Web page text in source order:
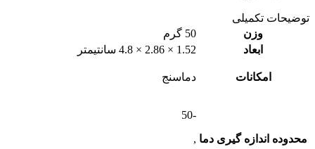
توضیحات تکمیلی
وزن
50 گرم
ابعاد
1.52 × 2.86 × 4.8 سانتیمتر
امکانات دماسنج
محدوده اندازه گیری دما
-50
,